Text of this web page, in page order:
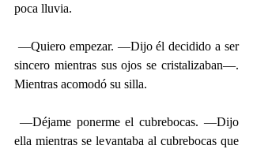
poca lluvia.
sincero mientras sus ojos se cristalizaban—.
Mientras acomodó su silla.
ella mientras se levantaba al cubrebocas que